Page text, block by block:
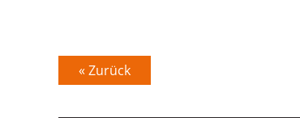
« Zurück